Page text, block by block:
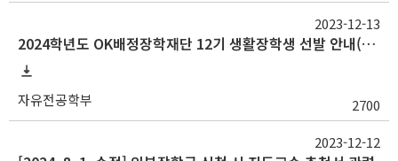
2024학년도 OK배정장학재단 12기 생활장학생 선발 안내(~1/10 14시)
자유전공학부 2700
2023-12-13
2023-12-12